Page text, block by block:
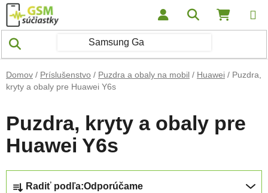
Prejsť na obsah Hľadať
Domov / Príslušenstvo / Puzdra a obaly na mobil / Huawei / Puzdra,
kryty a obaly pre Huawei Y6s
Puzdra, kryty a obaly pre
Huawei Y6s
Radiť podľa:Odporúčame